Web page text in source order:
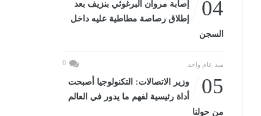
04
إصابة مروان البرغوثي بنزيف بعد
إطلاق رصاصة مطاطية عليه داخل
السجن
منذ عام واحد 0
05
وزير الاتصالات: التكنولوجيا أصبحت
أداة رئيسية لفهم ما يدور في العالم
من حولنا